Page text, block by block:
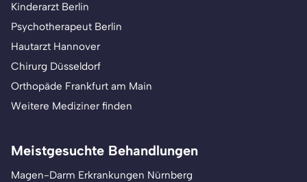
Kinderarzt Berlin
Psychotherapeut Berlin
Hautarzt Hannover
Chirurg Düsseldorf
Orthopäde Frankfurt am Main
Weitere Mediziner finden
Meistgesuchte Behandlungen
Magen-Darm Erkrankungen Nürnberg